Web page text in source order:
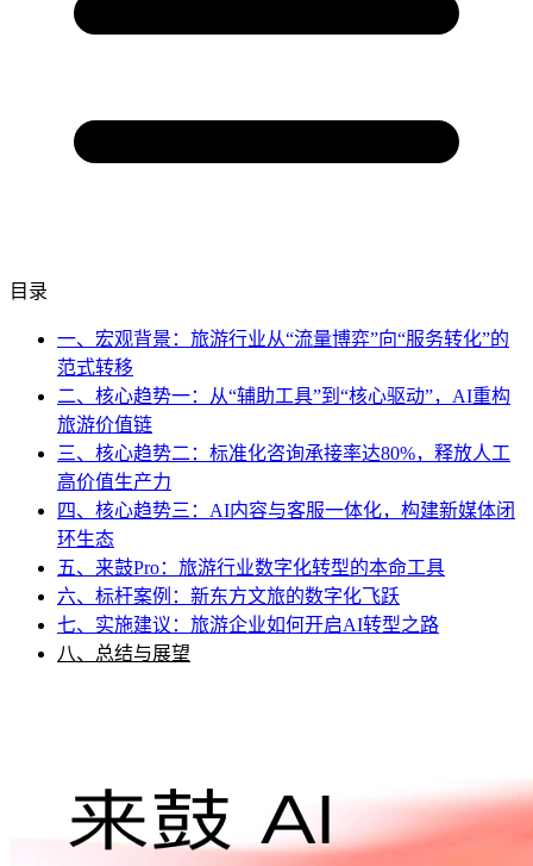
目录
一、宏观背景：旅游行业从“流量博弈”向“服务转化”的
范式转移
二、核心趋势一：从“辅助工具”到“核心驱动”，AI重构
旅游价值链
三、核心趋势二：标准化咨询承接率达80%，释放人工
高价值生产力
四、核心趋势三：AI内容与客服一体化，构建新媒体闭
环生态
五、来鼓Pro：旅游行业数字化转型的本命工具
六、标杆案例：新东方文旅的数字化飞跃
七、实施建议：旅游企业如何开启AI转型之路
八、总结与展望